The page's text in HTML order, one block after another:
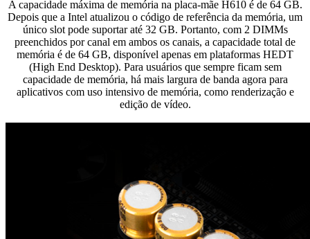
A capacidade máxima de memória na placa-mãe H610 é de 64 GB.
Depois que a Intel atualizou o código de referência da memória, um
único slot pode suportar até 32 GB. Portanto, com 2 DIMMs
preenchidos por canal em ambos os canais, a capacidade total de
memória é de 64 GB, disponível apenas em plataformas HEDT
(High End Desktop). Para usuários que sempre ficam sem
capacidade de memória, há mais largura de banda agora para
aplicativos com uso intensivo de memória, como renderização e
edição de vídeo.